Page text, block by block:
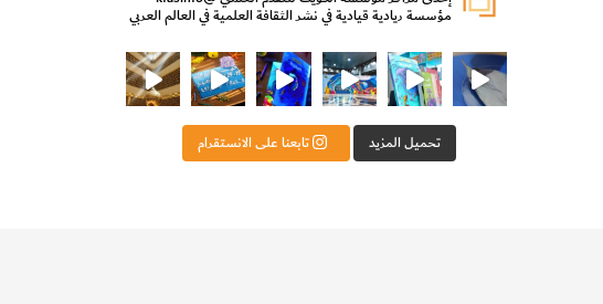
مؤسسة ريادية قيادية في نشر الثقافة العلمية في العالم العربي
ووزير الدولة لشؤون الش
من الأعماق نكتشف ومن الكتب نتعلّم⁨ رجعنا! ما كنّا بعيد! مجهزين لكم كل جديد!⁩
تحميل المزيد تابعنا على الانستقرام